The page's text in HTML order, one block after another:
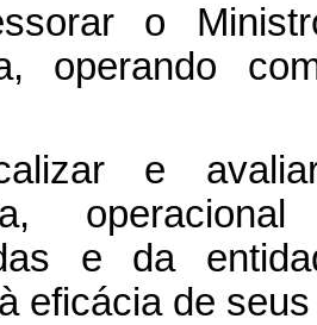
o
operando
e
e da
eficácia de